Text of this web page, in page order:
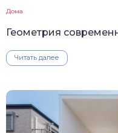
Дома
Геометрия
Читать далее